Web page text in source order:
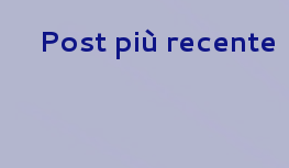
Post più recente